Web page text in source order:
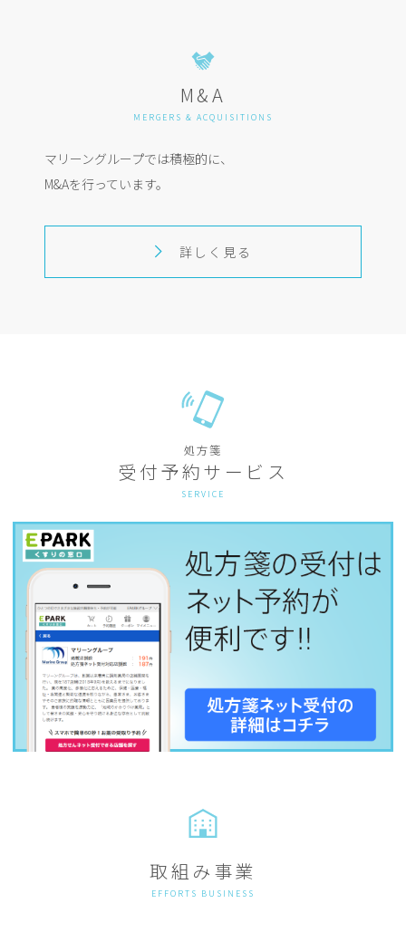
M&A
MERGERS & ACQUISITIONS
マリーングループでは積極的に、
M&Aを行っています。
詳しく見る
処方箋
受付予約サービス
SERVICE
取組み事業
EFFORTS BUSINESS